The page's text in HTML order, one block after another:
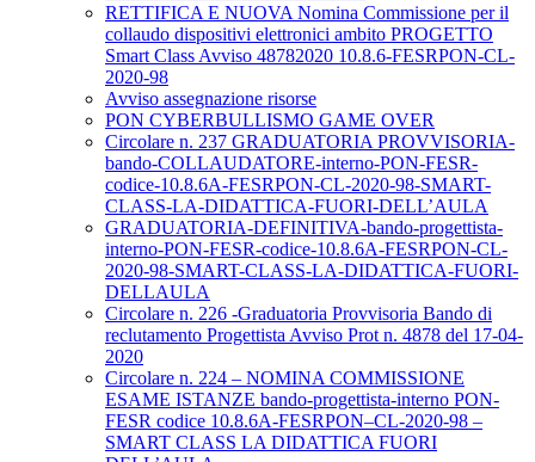
RETTIFICA E NUOVA Nomina Commissione per il
collaudo dispositivi elettronici ambito PROGETTO
Smart Class Avviso 48782020 10.8.6-FESRPON-CL-
2020-98
Avviso assegnazione risorse
PON CYBERBULLISMO GAME OVER
Circolare n. 237 GRADUATORIA PROVVISORIA-
bando-COLLAUDATORE-interno-PON-FESR-
codice-10.8.6A-FESRPON-CL-2020-98-SMART-
CLASS-LA-DIDATTICA-FUORI-DELL’AULA
GRADUATORIA-DEFINITIVA-bando-progettista-
interno-PON-FESR-codice-10.8.6A-FESRPON-CL-
2020-98-SMART-CLASS-LA-DIDATTICA-FUORI-
DELLAULA
Circolare n. 226 -Graduatoria Provvisoria Bando di
reclutamento Progettista Avviso Prot n. 4878 del 17-04-
2020
Circolare n. 224 – NOMINA COMMISSIONE
ESAME ISTANZE bando-progettista-interno PON-
FESR codice 10.8.6A-FESRPON–CL-2020-98 –
SMART CLASS LA DIDATTICA FUORI